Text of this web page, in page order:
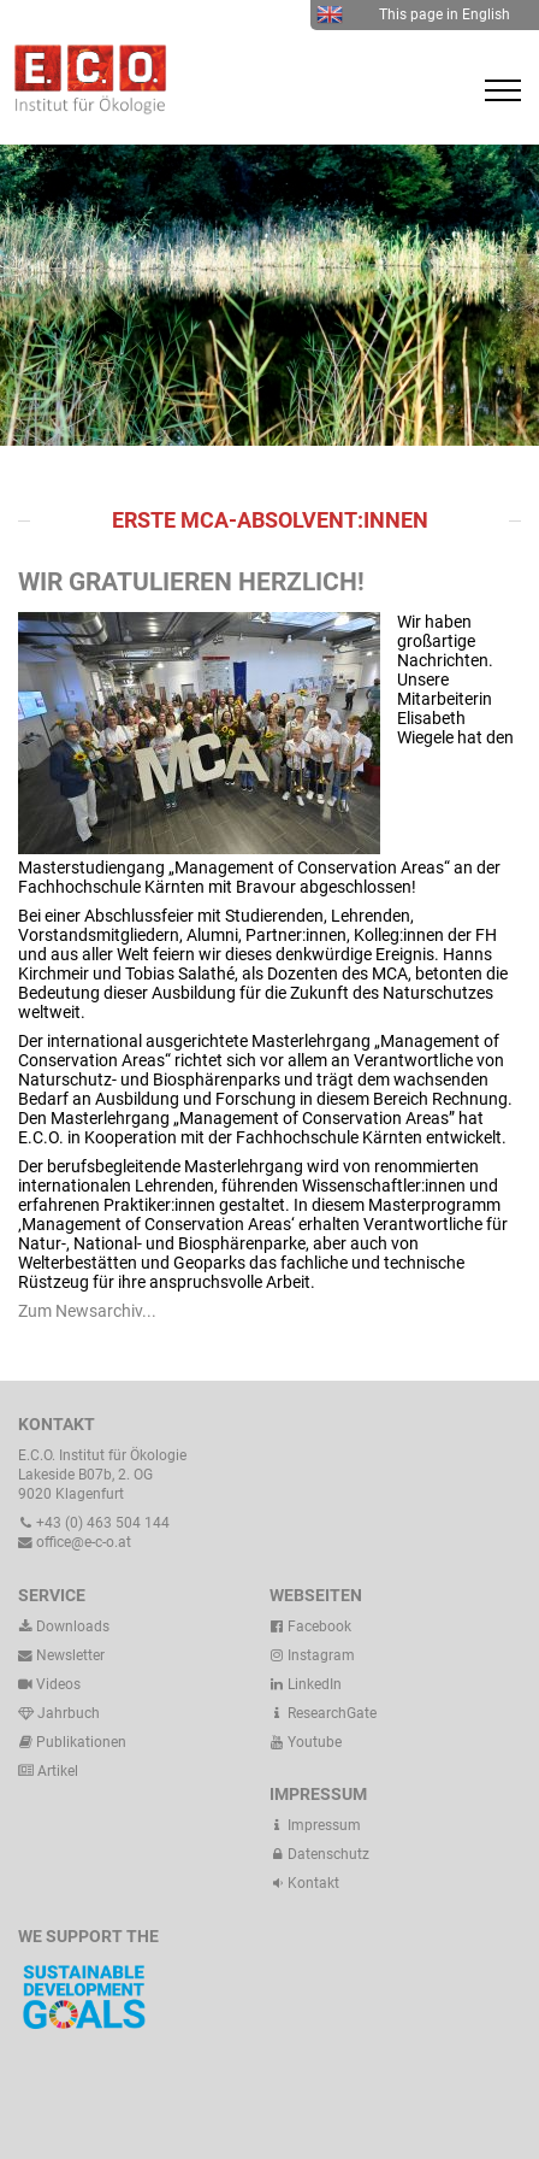
This page in English
ERSTE MCA-ABSOLVENT:INNEN
WIR GRATULIEREN HERZLICH!
Wir haben
großartige
Nachrichten.
Unsere
Mitarbeiterin
Elisabeth
Wiegele hat den
Masterstudiengang „Management of Conservation Areas“ an der
Fachhochschule Kärnten mit Bravour abgeschlossen!
Bei einer Abschlussfeier mit Studierenden, Lehrenden,
Vorstandsmitgliedern, Alumni, Partner:innen, Kolleg:innen der FH
und aus aller Welt feiern wir dieses denkwürdige Ereignis. Hanns
Kirchmeir und Tobias Salathé, als Dozenten des MCA, betonten die
Bedeutung dieser Ausbildung für die Zukunft des Naturschutzes
weltweit.
Der international ausgerichtete Masterlehrgang „Management of
Conservation Areas“ richtet sich vor allem an Verantwortliche von
Naturschutz- und Biosphärenparks und trägt dem wachsenden
Bedarf an Ausbildung und Forschung in diesem Bereich Rechnung.
Den Masterlehrgang „Management of Conservation Areas” hat
E.C.O. in Kooperation mit der Fachhochschule Kärnten entwickelt.
Der berufsbegleitende Masterlehrgang wird von renommierten
internationalen Lehrenden, führenden Wissenschaftler:innen und
erfahrenen Praktiker:innen gestaltet. In diesem Masterprogramm
‚Management of Conservation Areas‘ erhalten Verantwortliche für
Natur-, National- und Biosphärenparke, aber auch von
Welterbestätten und Geoparks das fachliche und technische
Rüstzeug für ihre anspruchsvolle Arbeit.
Zum Newsarchiv...
KONTAKT
E.C.O. Institut für Ökologie
Lakeside B07b, 2. OG
9020 Klagenfurt
+43 (0) 463 504 144
office@e-c-o.at
SERVICE
Downloads
Newsletter
Videos
Jahrbuch
Publikationen
Artikel
WEBSEITEN
Facebook
Instagram
LinkedIn
ResearchGate
Youtube
IMPRESSUM
Impressum
Datenschutz
Kontakt
WE SUPPORT THE